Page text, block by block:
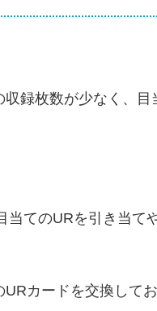
録枚数が少なく、目
当てのURを引き当て
カードを交換して